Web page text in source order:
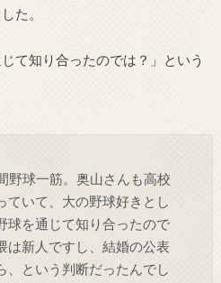
た。
て知り合ったのでは？」という
野球一筋。奥山さんも高校
ていて、大の野球好きとし
球を通じて知り合ったので
は新人ですし、結婚の公表
、という判断だったんでし